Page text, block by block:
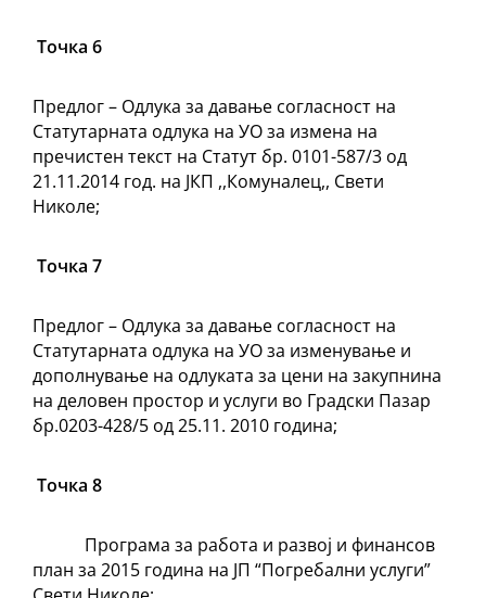
Точка 6
Предлог – Одлука за давање согласност на
Статутарната одлука на УО за измена на
пречистен текст на Статут бр. 0101-587/3 од
21.11.2014 год. на ЈКП ,,Комуналец,, Свети
Николе;
Точка 7
Предлог – Одлука за давање согласност на
Статутарната одлука на УО за изменување и
дополнување на одлуката за цени на закупнина
на деловен простор и услуги во Градски Пазар
бр.0203-428/5 од 25.11. 2010 година;
Точка 8
Програма за работа и развој и финансов
план за 2015 година на ЈП “Погребални услуги”